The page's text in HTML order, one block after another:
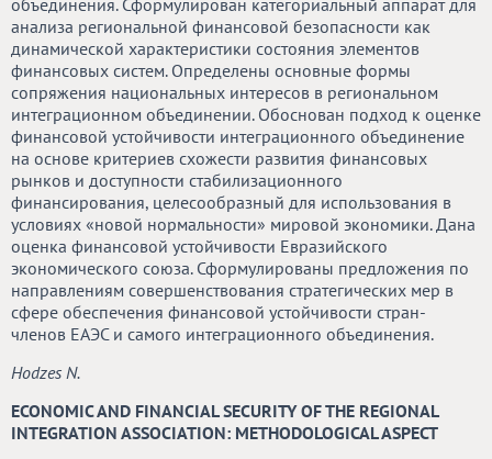
объединения. Сформулирован категориальный аппарат для
анализа региональной финансовой безопасности как
динамической характеристики состояния элементов
финансовых систем. Определены основные формы
сопряжения национальных интересов в региональном
интеграционном объединении. Обоснован подход к оценке
финансовой устойчивости интеграционного объединение
на основе критериев схожести развития финансовых
рынков и доступности стабилизационного
финансирования, целесообразный для использования в
условиях «новой нормальности» мировой экономики. Дана
оценка финансовой устойчивости Евразийского
экономического союза. Сформулированы предложения по
направлениям совершенствования стратегических мер в
сфере обеспечения финансовой устойчивости стран-
членов ЕАЭС и самого интеграционного объединения.
Ноdzes N.
ECONOMIC AND FINANCIAL SECURITY OF THE REGIONAL
INTEGRATION ASSOCIATION: METHODOLOGICAL ASPECT